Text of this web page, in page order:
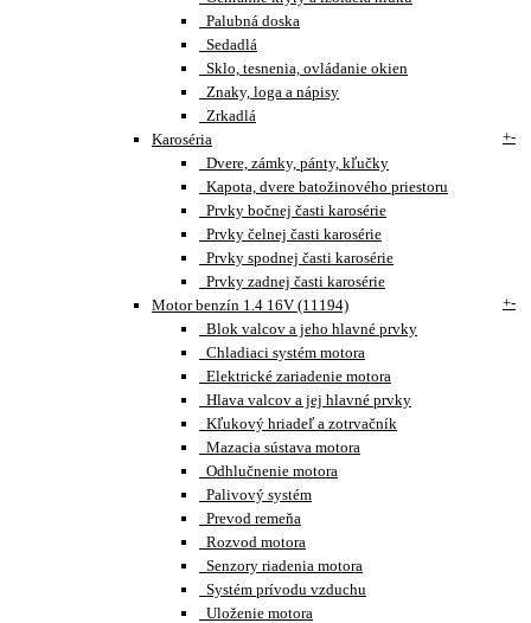
Palubná doska
Sedadlá
Sklo, tesnenia, ovládanie okien
Znaky, loga a nápisy
Zrkadlá
Karoséria
+-
Dvere, zámky, pánty, kľučky
Kapota, dvere batožinového priestoru
Prvky bočnej časti karosérie
Prvky čelnej časti karosérie
Prvky spodnej časti karosérie
Prvky zadnej časti karosérie
Motor benzín 1.4 16V (11194)
+-
Blok valcov a jeho hlavné prvky
Chladiaci systém motora
Elektrické zariadenie motora
Hlava valcov a jej hlavné prvky
Kľukový hriadeľ a zotrvačník
Mazacia sústava motora
Odhlučnenie motora
Palivový systém
Prevod remeňa
Rozvod motora
Senzory riadenia motora
Systém prívodu vzduchu
Uloženie motora